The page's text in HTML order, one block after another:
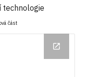
technologie
část